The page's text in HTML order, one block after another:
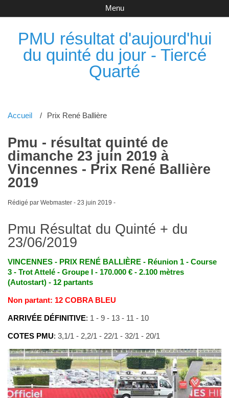
PMU résultat d'aujourd'hui
du quinté du jour - Tiercé
Quarté
Menu
Accueil Prix René Ballière
Pmu - résultat quinté de
dimanche 23 juin 2019 à
Vincennes - Prix René Ballière
2019
Rédigé par Webmaster - 23 juin 2019 -
Pmu Résultat du Quinté + du
23/06/2019
VINCENNES - PRIX RENÉ BALLIÈRE - Réunion 1 - Course
3 - Trot Attelé - Groupe I - 170.000 € - 2.100 mètres
(Autostart) - 12 partants
Non partant: 12 COBRA BLEU
ARRIVÉE DÉFINITIVE: 1 - 9 - 13 - 11 - 10
COTES PMU: 3,1/1 - 2,2/1 - 22/1 - 32/1 - 20/1